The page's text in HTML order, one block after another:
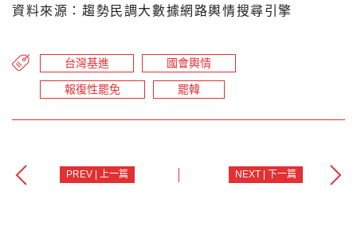
資料來源：趨勢民調大數據網路輿情搜尋引擎
台灣基進 國會輿情
報復性罷免 罷韓
PREV | 上一篇 NEXT | 下一篇